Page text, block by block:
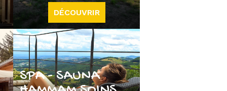
DÉCOUVRIR
SPA - SAUNA